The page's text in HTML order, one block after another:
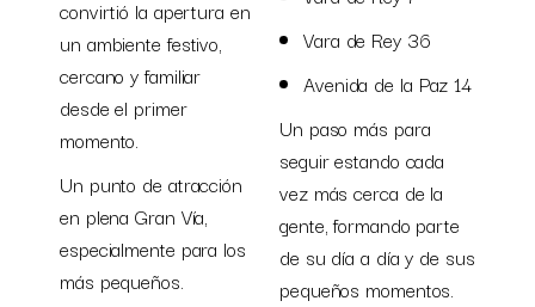
convirtió la apertura en
un ambiente festivo,
cercano y familiar
desde el primer
momento.
Un punto de atracción
en plena Gran Vía,
especialmente para los
más pequeños.
Vara de Rey 36
Avenida de la Paz 14
Un paso más para
seguir estando cada
vez más cerca de la
gente, formando parte
de su día a día y de sus
pequeños momentos.